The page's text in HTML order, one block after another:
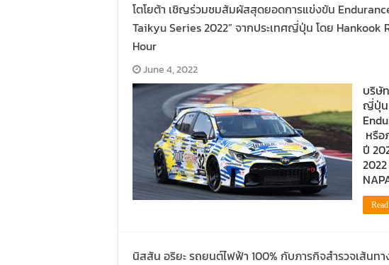
โตโยต้า เชิญร่วมชมสัมผัสสุดยอดการแข่งขัน
Taikyu Series 2022” จากประเทศญี่ปุ่น โดย Hankook
Hour
June 4, 2022
บริษั
ญี่ปุ่น
หรือ
ปี
นิสสัน อริยะ รถยนต์ไฟฟ้า 100% กับภารกิจสำรวจเส้นท